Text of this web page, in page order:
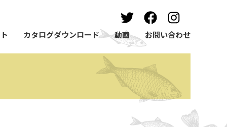
カタログダウンロード 動画 お問い合わせ